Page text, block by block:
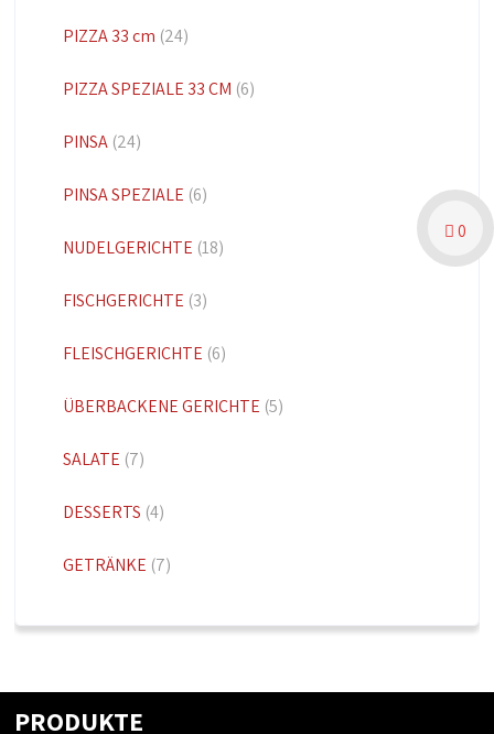
PIZZA 33 cm (24)
PIZZA SPEZIALE 33 CM (6)
PINSA (24)
PINSA SPEZIALE (6)
NUDELGERICHTE (18)
FISCHGERICHTE (3)
FLEISCHGERICHTE (6)
ÜBERBACKENE GERICHTE (5)
SALATE (7)
DESSERTS (4)
GETRÄNKE (7)
PRODUKTE
0